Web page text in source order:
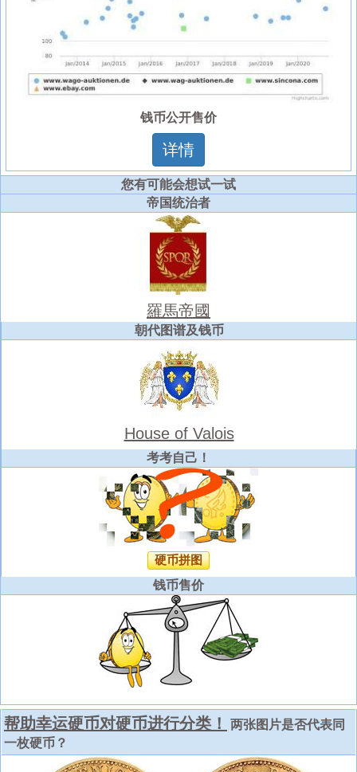
钱币公开售价
详情
您有可能会想试一试
帝国统治者
羅馬帝國
朝代图谱及钱币
House of Valois
考考自己！
硬币拼图
钱币售价
帮助幸运硬币对硬币进行分类！
两张图片是否代表同
一枚硬币？